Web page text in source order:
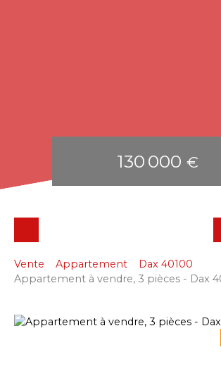
130 000 €
Vente Appartement
Dax 40100
Appartement à vendre, 3 pièces - Dax